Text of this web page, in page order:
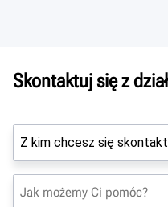
Skontaktuj się z